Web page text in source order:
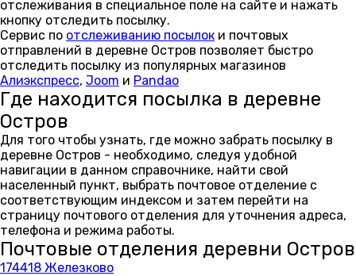
отслеживания в специальное поле на сайте и нажать
кнопку отследить посылку.
Сервис по отслеживанию посылок и почтовых
отправлений в деревне Остров позволяет быстро
отследить посылку из популярных магазинов
Алиэкспресс, Joom и Pandao
Где находится посылка в деревне
Остров
Для того чтобы узнать, где можно забрать посылку в
деревне Остров - необходимо, следуя удобной
навигации в данном справочнике, найти свой
населенный пункт, выбрать почтовое отделение с
соответствующим индексом и затем перейти на
страницу почтового отделения для уточнения адреса,
телефона и режима работы.
Почтовые отделения деревни Остров
174418 Железково